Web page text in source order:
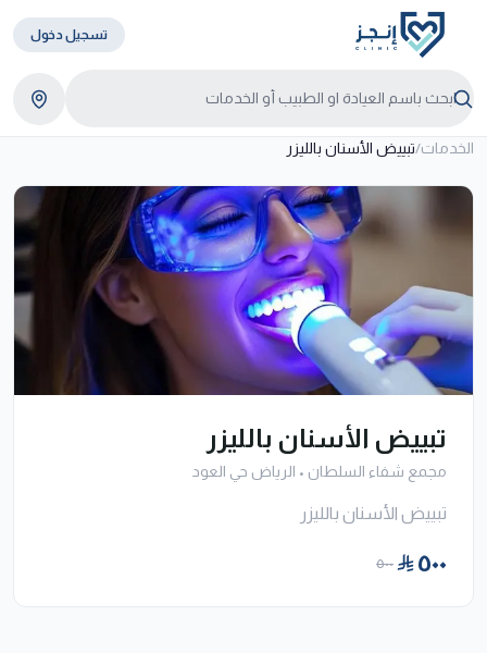
تسجيل دخول
الخدمات/تبييض الأسنان بالليزر
تبييض الأسنان بالليزر
مجمع شفاء السلطان • الرياض حي العود
تبييض الأسنان بالليزر
٥٠٠ ٥٠٠